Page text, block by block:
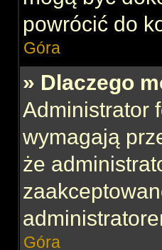
powrócić do
Góra
» Dlaczego
Administrator
wymagają
że
Góra